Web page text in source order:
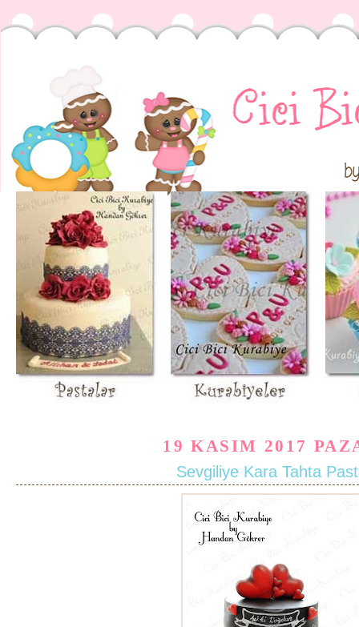
19 KASIM 2017
Sevgiliye Kara Tahta